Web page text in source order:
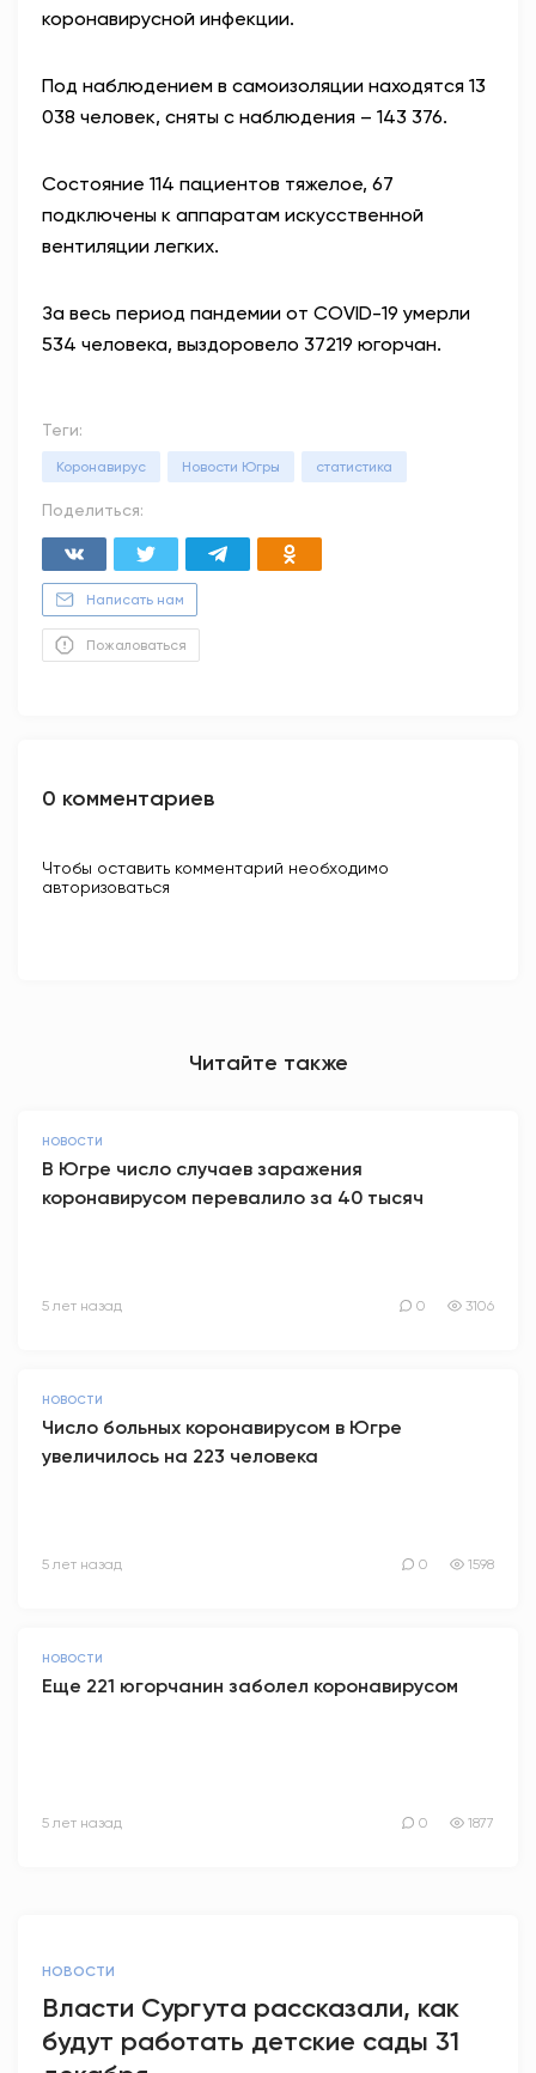
коронавирусной инфекции.
Под наблюдением в самоизоляции находятся 13
038 человек, сняты с наблюдения – 143 376.
Состояние 114 пациентов тяжелое, 67
подключены к аппаратам искусственной
вентиляции легких.
За весь период пандемии от COVID-19 умерли
534 человека, выздоровело 37219 югорчан.
Теги:
Коронавирус Новости Югры статистика
Поделиться:
Написать нам
Пожаловаться
0 комментариев
Чтобы оставить комментарий необходимо
авторизоваться
Читайте также
НОВОСТИ
В Югре число случаев заражения
коронавирусом перевалило за 40 тысяч
5 лет назад 0 3106
НОВОСТИ
Число больных коронавирусом в Югре
увеличилось на 223 человека
5 лет назад 0 1598
НОВОСТИ
Еще 221 югорчанин заболел коронавирусом
5 лет назад 0 1877
НОВОСТИ
Власти Сургута рассказали, как
будут работать детские сады 31